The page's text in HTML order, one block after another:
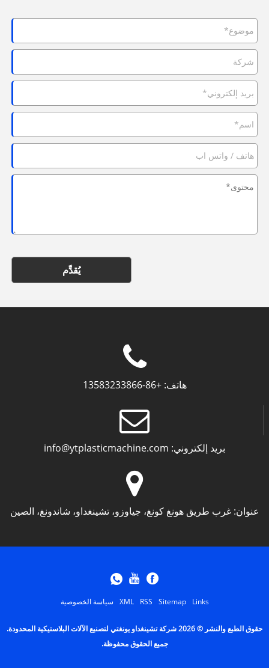
يُقدِّم
هاتف: +86-13583233866
بريد إلكتروني: info@ytplasticmachine.com
عنوان: غرب طريق هونغ كونغ، جياوزو، تشينغداو، شاندونغ، الصين
Links
Sitemap
RSS
XML سياسة الخصوصية
حقوق الطبع والنشر © 2026 شركة تشينغداو يونغتي لتصنيع الآلات البلاستيكية المحدودة.
جميع الحقوق محفوظة.